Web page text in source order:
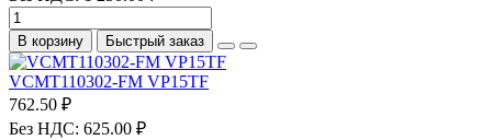
В корзину Быстрый заказ
VCMT110302-FM VP15TF
762.50 ₽
Без НДС: 625.00 ₽